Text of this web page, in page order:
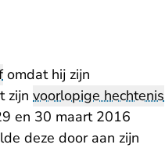
omdat hij zijn
zijn voorlopige hechtenis
en 30 maart 2016
deze door aan zijn